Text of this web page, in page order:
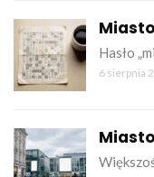
Hasło
6 sierpnia